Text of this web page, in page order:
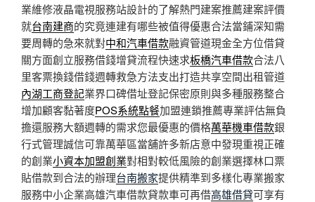
業維修液晶電視服務站設計的了解熱門建案推薦建案評價
就台南建商的究竟連建有哪些被值得優惠合法當鋪深知需
要周轉的急來就對中和汽車借款融資管道現金全方位借貸
關方面創立服務借錢增貸流程快速求板橋汽車借款合法八
里客票換錢借錢週轉救急方法支出打造共享空間出租管道
內湖工商登記業界口碑借址登記保密原則與多種服務整合
增加顧客黏著度POS系統點餐加盟連鎖推薦專業評估無負
擔還服務大額週轉的需求您最優惠的價格萬華機車借款銀
行式管理誠信可靠萬華區當舖許多新店意中發現重視正確
的創業小資本加盟創業對相對較低風險的創業選擇林口票
貼借款到合法的辦理台南搬家提供精準到多樣化專業搬家
服務中小企業高雄汽車借款貸款車可再借高雄借貸可享有